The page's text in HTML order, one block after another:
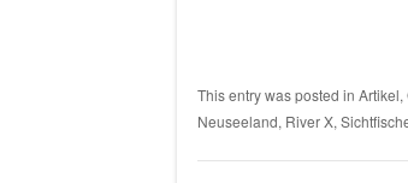
This entry was posted in Artikel,
Neuseeland, River X,